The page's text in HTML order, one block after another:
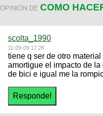
OPINIÓN DE COMO
scolta_1990
11-09-09 17:28
tiene q ser de otro
amortigue el impacto de
de bici e igual me la